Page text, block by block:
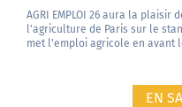
AGRI EMPLOI 26 aura la
l'agriculture de Paris sur le
met l'emploi agricole en avant
EN